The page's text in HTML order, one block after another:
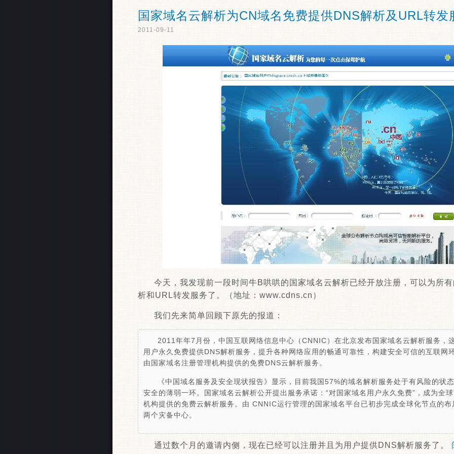
国家域名云解析为CN域名免费提供DNS解析及URL转发
2011-09-11
今天，我发现前一段时间牛B哄哄的国家域名云解析已经开放注册，可以为所
析和URL转发服务了。（地址：www.cdns.cn）
我们先来简单回顾下原先的报道：
2011年年7月份，中国互联网络信息中心（CNNIC）在北京发布国家域名云解析服务，
用户永久免费提供DNS解析服务，提升各种网络应用的畅通可靠性，构建安全可信的互联网
由国家域名注册管理机构提供的免费DNS云解析服务。
《中国域名服务及安全现状报告》显示，目前我国57%的域名解析服务处于有风险的状
安全的薄弱一环。国家域名云解析公开提出服务承诺：“对国家域名用户永久免费”，成为全
机构提供的免费云解析服务。由 CNNIC运行管理的国家域名平台已初步完成全球化节点的
两个灾备中心。
通过数个月的邀请内侧，现在已经可以注册并且为用户提供DNS解析服务了。